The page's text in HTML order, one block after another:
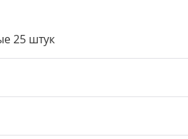
25 штук